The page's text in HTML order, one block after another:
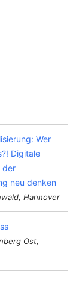
Wer
Digitale
der
neu denken
Hannover
Ost,